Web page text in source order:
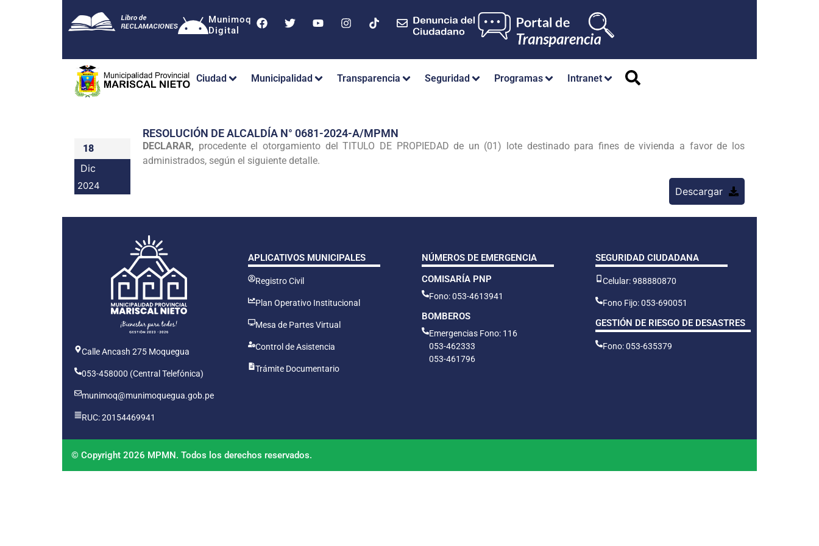
Munimoq
Digital
Ciudad Municipalidad Transparencia Seguridad Programas Intranet
18
Dic
2024
RESOLUCIÓN DE ALCALDÍA N° 0681-2024-A/MPMN
DECLARAR, procedente el otorgamiento del TITULO DE PROPIEDAD de un (01) lote destinado para fines de vivienda a favor de los
administrados, según el siguiente detalle.
Descargar
Calle Ancash 275 Moquegua
053-458000 (Central Telefónica)
munimoq@munimoquegua.gob.pe
RUC: 20154469941
APLICATIVOS MUNICIPALES
Registro Civil
Plan Operativo Institucional
Mesa de Partes Virtual
Control de Asistencia
Trámite Documentario
NÚMEROS DE EMERGENCIA
COMISARÍA PNP
Fono: 053-4613941
BOMBEROS
Emergencias Fono: 116
053-462333
053-461796
SEGURIDAD CIUDADANA
Celular: 988880870
Fono Fijo: 053-690051
GESTIÓN DE RIESGO DE DESASTRES
Fono: 053-635379
© Copyright 2026 MPMN. Todos los derechos reservados.